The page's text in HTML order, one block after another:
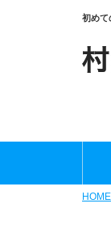
初めて
HOME